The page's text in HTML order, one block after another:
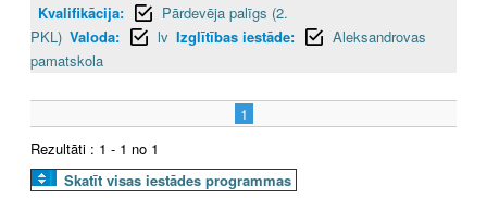
Kvalifikācija:
Pārdevēja palīgs (2.
PKL) Valoda: lv Izglītības iestāde:
Aleksandrovas
pamatskola
1
Rezultāti : 1 - 1 no 1
Skatīt visas iestādes programmas